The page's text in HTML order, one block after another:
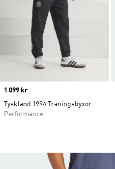
Price
1 099 kr
Tyskland 1994 Träningsbyxor
Performance